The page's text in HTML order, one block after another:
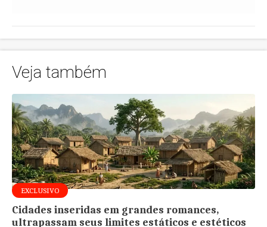
Veja também
EXCLUSIVO
Cidades inseridas em grandes romances,
ultrapassam seus limites estáticos e estéticos